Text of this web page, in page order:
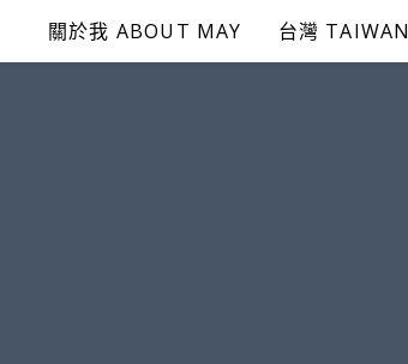
content
關於我 ABOUT MAY 台灣 TAIWAN